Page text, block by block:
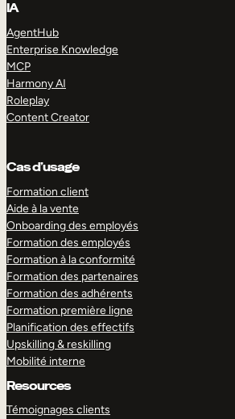
IA
AgentHub
Enterprise Knowledge
MCP
Harmony AI
Roleplay
Content Creator
Cas d’usage
Formation client
Aide à la vente
Onboarding des employés
Formation des employés
Formation à la conformité
Formation des partenaires
Formation des adhérents
Formation première ligne
Planification des effectifs
Upskilling & reskilling
Mobilité interne
Resources
Témoignages clients